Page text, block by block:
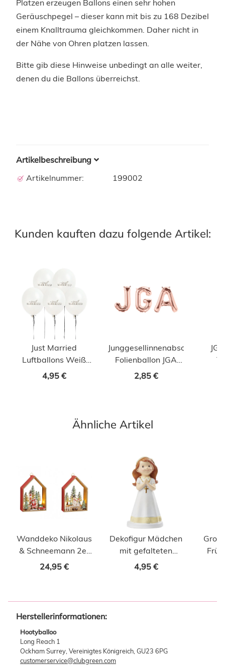
Platzen erzeugen Ballons einen sehr hohen
Geräuschpegel – dieser kann mit bis zu 168 Dezibel
einem Knalltrauma gleichkommen. Daher nicht in
der Nähe von Ohren platzen lassen.
Bitte gib diese Hinweise unbedingt an alle weiter,
denen du die Ballons überreichst.
Artikelbeschreibung
Artikelnummer:
199002
Kunden kauften dazu folgende Artikel:
Just Married
Luftballons Weiß
5er Set für Hochzeit
4,95 €
Junggesellinnenabschied
Folienballon JGA
roségold
2,85 €
Ähnliche Artikel
Wanddeko Nikolaus
& Schneemann 2er
Set
24,95 €
Dekofigur Mädchen
mit gefalteten
Händen Kommunion
4,95 €
Herstellerinformationen:
Hootyballoo
Long Reach 1
Ockham Surrey, Vereinigtes Königreich, GU23 6PG
customerservice@clubgreen.com